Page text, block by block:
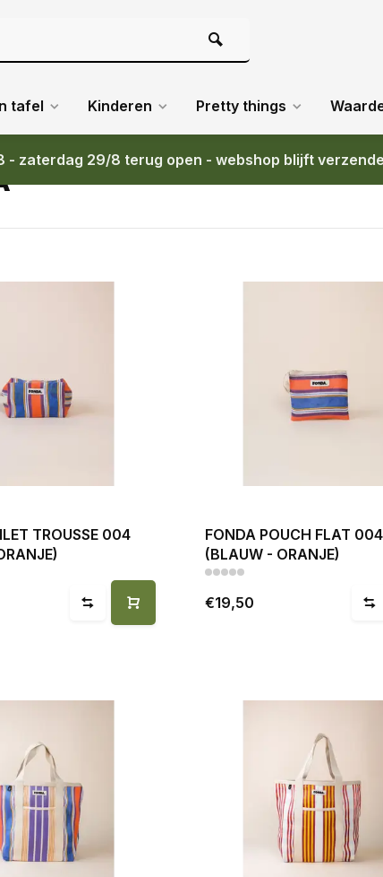
tafel Kinderen Pretty things
zaterdag 29/8 terug open - webshop blijft
TROUSSE 004
FONDA POUCH FLAT 004
(BLAUW - ORANJE)
€19,50